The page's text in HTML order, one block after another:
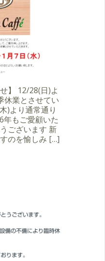
】 12/28(日)よ
休業とさせてい
)より通常通り
年もご愛顧いた
ございます 新
のを愉しみ […]